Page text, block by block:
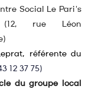
Social Le Pari's
(12, rue Léon
référente du
12 37 75)
du groupe local